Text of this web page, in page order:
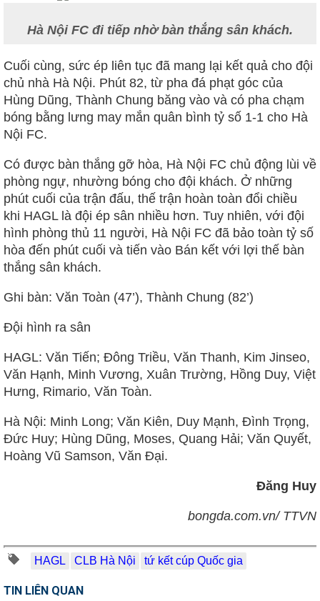
Hà Nội FC đi tiếp nhờ bàn thắng sân khách.
Cuối cùng, sức ép liên tục đã mang lại kết quả cho đội
chủ nhà Hà Nội. Phút 82, từ pha đá phạt góc của
Hùng Dũng, Thành Chung băng vào và có pha chạm
bóng bằng lưng may mắn quân bình tỷ số 1-1 cho Hà
Nội FC.
Có được bàn thắng gỡ hòa, Hà Nội FC chủ động lùi về
phòng ngự, nhường bóng cho đội khách. Ở những
phút cuối của trận đấu, thế trận hoàn toàn đổi chiều
khi HAGL là đội ép sân nhiều hơn. Tuy nhiên, với đội
hình phòng thủ 11 người, Hà Nội FC đã bảo toàn tỷ số
hòa đến phút cuối và tiến vào Bán kết với lợi thế bàn
thắng sân khách.
Ghi bàn: Văn Toàn (47’), Thành Chung (82’)
Đội hình ra sân
HAGL: Văn Tiến; Đông Triều, Văn Thanh, Kim Jinseo,
Văn Hạnh, Minh Vương, Xuân Trường, Hồng Duy, Việt
Hưng, Rimario, Văn Toàn.
Hà Nội: Minh Long; Văn Kiên, Duy Mạnh, Đình Trọng,
Đức Huy; Hùng Dũng, Moses, Quang Hải; Văn Quyết,
Hoàng Vũ Samson, Văn Đại.
Đăng Huy
bongda.com.vn/ TTVN
HAGL CLB Hà Nội tứ kết cúp Quốc gia
TIN LIÊN QUAN